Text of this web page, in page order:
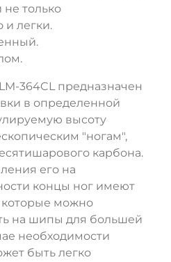
не только
и легки.
364CL предназначен
в определенной
высоту
"ногам",
карбона.
его на
концы ног имеют
которые можно
на шипы для большей
необходимости
быть легко